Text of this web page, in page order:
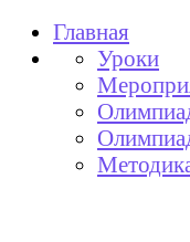
Главная
Уроки